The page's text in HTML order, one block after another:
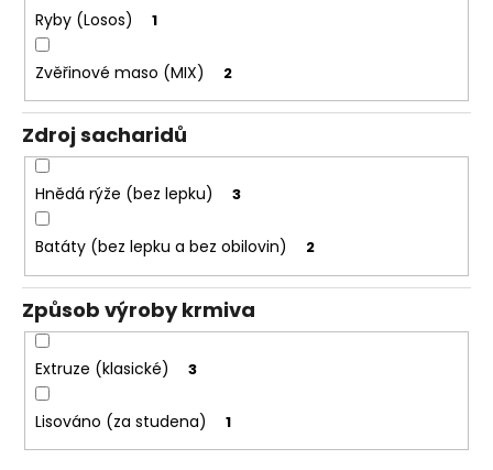
Ryby (Losos) 1
Zvěřinové maso (MIX) 2
Zdroj sacharidů
Hnědá rýže (bez lepku) 3
Batáty (bez lepku a bez obilovin) 2
Způsob výroby krmiva
Extruze (klasické) 3
Lisováno (za studena) 1